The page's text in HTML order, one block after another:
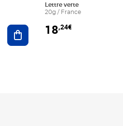
Ajouter au panier
Lettre verte
20g / France
18,24€